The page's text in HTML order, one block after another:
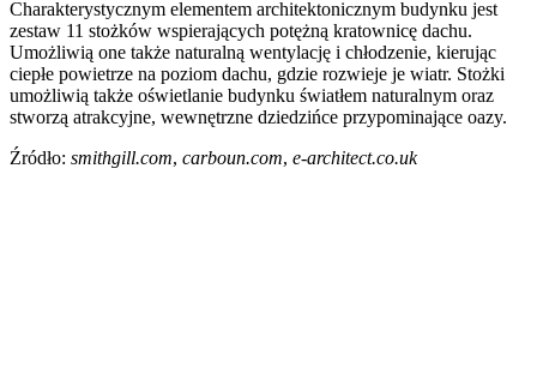
Charakterystycznym elementem architektonicznym budynku jest
zestaw 11 stożków wspierających potężną kratownicę dachu.
Umożliwią one także naturalną wentylację i chłodzenie, kierując
ciepłe powietrze na poziom dachu, gdzie rozwieje je wiatr. Stożki
umożliwią także oświetlanie budynku światłem naturalnym oraz
stworzą atrakcyjne, wewnętrzne dziedzińce przypominające oazy.
Źródło: smithgill.com, carboun.com, e-architect.co.uk